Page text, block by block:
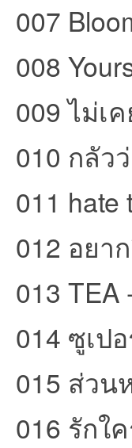
007
008
009 ไม่เ
010 กลัว
011 hate
012 อยา
013 TEA
014 ซูเป
015 ส่วน
016 รักใ